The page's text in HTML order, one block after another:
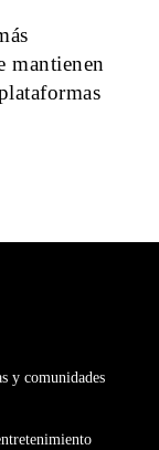
mantienen
y comunidades